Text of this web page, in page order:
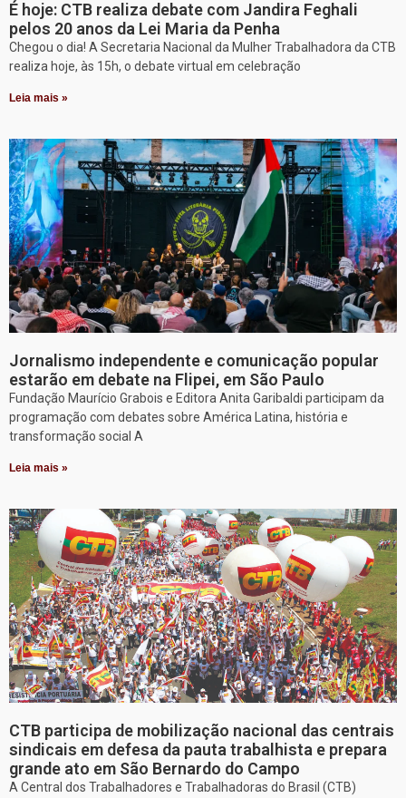
É hoje: CTB realiza debate com Jandira Feghali
pelos 20 anos da Lei Maria da Penha
Chegou o dia! A Secretaria Nacional da Mulher Trabalhadora da CTB
realiza hoje, às 15h, o debate virtual em celebração
Leia mais »
Jornalismo independente e comunicação popular
estarão em debate na Flipei, em São Paulo
Fundação Maurício Grabois e Editora Anita Garibaldi participam da
programação com debates sobre América Latina, história e
transformação social A
Leia mais »
CTB participa de mobilização nacional das centrais
sindicais em defesa da pauta trabalhista e prepara
grande ato em São Bernardo do Campo
A Central dos Trabalhadores e Trabalhadoras do Brasil (CTB)